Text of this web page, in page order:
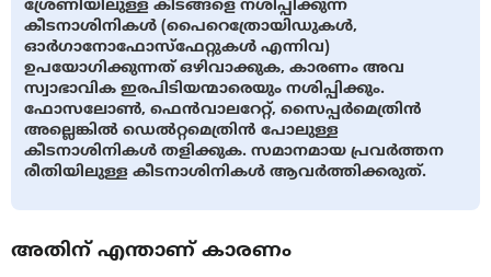
ശ്രേണിയിലുള്ള കീടങ്ങളെ നശിപ്പിക്കുന്ന
കീടനാശിനികൾ (പൈറെത്രോയിഡുകൾ,
ഓർഗാനോഫോസ്ഫേറ്റുകൾ എന്നിവ)
ഉപയോഗിക്കുന്നത് ഒഴിവാക്കുക, കാരണം അവ
സ്വാഭാവിക ഇരപിടിയന്മാരെയും നശിപ്പിക്കും.
ഫോസലോൺ, ഫെൻ‌വാലറേറ്റ്, സൈപ്പർ‌മെത്രിൻ
അല്ലെങ്കിൽ ഡെൽ‌റ്റമെത്രിൻ പോലുള്ള
കീടനാശിനികൾ തളിക്കുക. സമാനമായ പ്രവർത്തന
രീതിയിലുള്ള കീടനാശിനികൾ ആവർത്തിക്കരുത്.
അതിന് എന്താണ് കാരണം